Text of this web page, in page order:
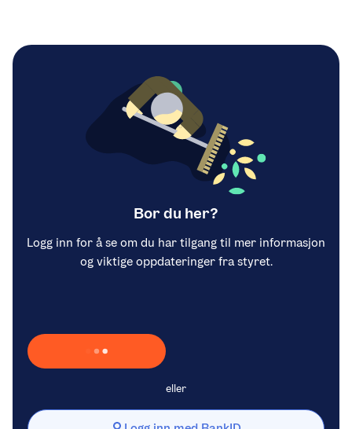
Bor du her?
Logg inn for å se om du har tilgang til mer informasjon
og viktige oppdateringer fra styret.
Laster inn Vipps …
eller